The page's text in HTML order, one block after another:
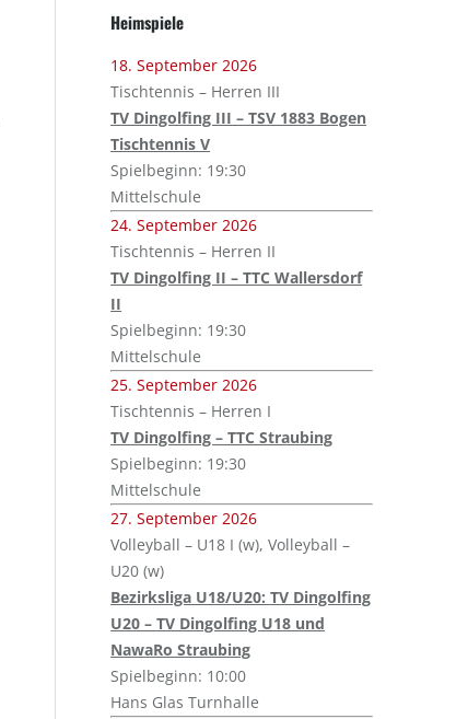
Heimspiele
18. September 2026
Tischtennis – Herren III
TV Dingolfing III – TSV 1883 Bogen
Tischtennis V
Spielbeginn: 19:30
Mittelschule
24. September 2026
Tischtennis – Herren II
TV Dingolfing II – TTC Wallersdorf
II
Spielbeginn: 19:30
Mittelschule
25. September 2026
Tischtennis – Herren I
TV Dingolfing – TTC Straubing
Spielbeginn: 19:30
Mittelschule
27. September 2026
Volleyball – U18 I (w), Volleyball –
U20 (w)
Bezirksliga U18/U20: TV Dingolfing
U20 – TV Dingolfing U18 und
NawaRo Straubing
Spielbeginn: 10:00
Hans Glas Turnhalle